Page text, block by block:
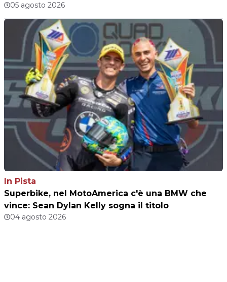
05 agosto 2026
In Pista
Superbike, nel MotoAmerica c'è una BMW che
vince: Sean Dylan Kelly sogna il titolo
04 agosto 2026